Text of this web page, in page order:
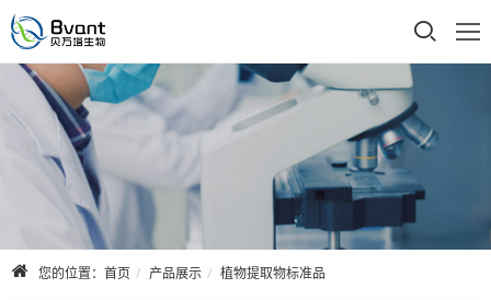
首页
公司介绍
产品展示
技术支持
您的位置： 首页 产品展示 植物提取物标准品